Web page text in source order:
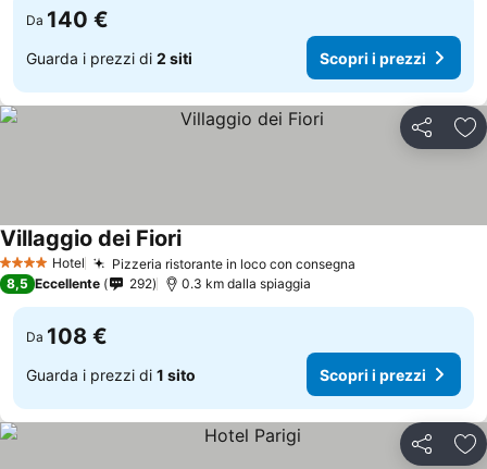
Da 140 €
Guarda i prezzi di 2 siti Scopri i prezzi
Condividi
4 Stelle Hotel Pizzeria ristorante in loco con consegna
Villaggio dei Fiori
8,5 Eccellente 292 0.3 km dalla spiaggia
Da 108 €
Guarda i prezzi di 1 sito Scopri i prezzi
Condividi